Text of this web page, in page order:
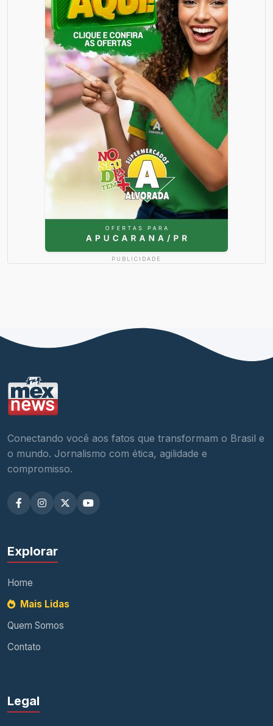
PUBLICIDADE
Conectando você aos fatos que transformam o Brasil e
o mundo. Jornalismo com ética, agilidade e
compromisso.
Explorar
Home
Mais Lidas
Quem Somos
Contato
Legal